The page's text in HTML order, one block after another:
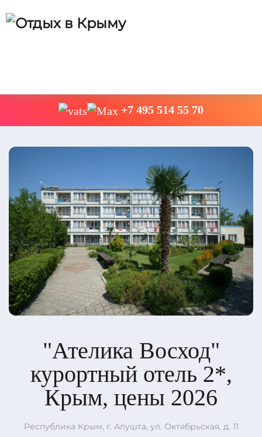
+7 495 514 55 70
"Ателика Восход"
курортный отель 2*,
Крым, цены 2026
Республика Крым, г. Алушта, ул. Октябрьская, д. 11